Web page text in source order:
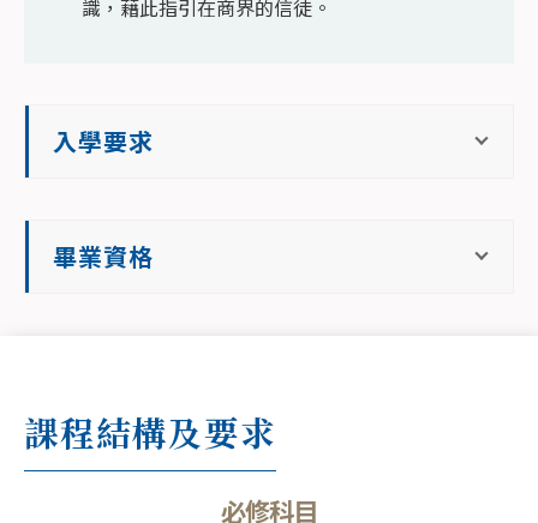
識，藉此指引在商界的信徒。
入學要求
畢業資格
課程結構及要求
必修科目